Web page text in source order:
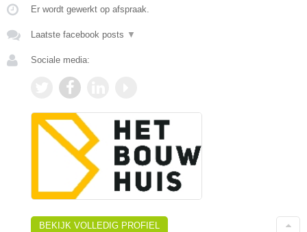
Er wordt gewerkt op afspraak.
Laatste facebook posts ▼
Sociale media:
BEKIJK VOLLEDIG PROFIEL